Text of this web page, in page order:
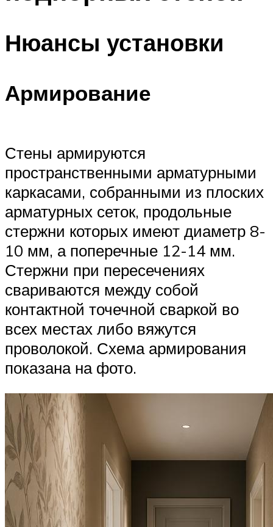
Нюансы установки
Армирование
Стены армируются
пространственными арматурными
каркасами, собранными из плоских
арматурных сеток, продольные
стержни которых имеют диаметр 8-
10 мм, а поперечные 12-14 мм.
Стержни при пересечениях
свариваются между собой
контактной точечной сваркой во
всех местах либо вяжутся
проволокой. Схема армирования
показана на фото.